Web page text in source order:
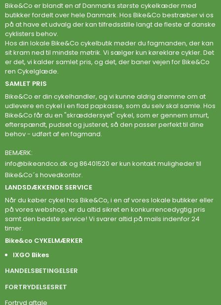
Bike&Co er blandt en af Danmarks største cykelkæder med
butikker fordelt over hele Danmark. Hos Bike&Co bestræber vi os
på at have et udvalg der kan tilfredsstille langt de fleste af danske
cyklisters behov.
Hos din lokale Bike&Co cykelbutik møder du fagmanden, der kan
sit kram ned til mindste møtrik. Vi sælger kun køreklare cykler. Det
er det, vi kalder samlet pris, og det, der baner vejen for Bike&Co
ren Cykelglæde.
SAMLET PRIS
Bike&Co er din cykelhandler, og vi kunne aldrig drømme om at
udlevere en cykel i en flad papkasse, som du selv skal samle. Hos
Bike&Co får du en "skræddersyet" cykel, som er gennem smurt,
efterspændt, pudset og justeret, så den passer perfekt til dine
behov - udført af en fagmand.
BEMÆRK:
info@bikeandco.dk og 86401520 er kun kontakt muligheder til
Bike&Co´s hovedkontor.
LANDSDÆKKENDE SERVICE
Når du køber cykel hos Bike&Co, i en af vores lokale butikker eller
på vores webshop, er du altid sikret en konkurrencedygtig pris
samt den bedste service! Vi svarer altid på mails indenfor 24
timer.
Bike&co CYKELMÆRKER
IXGO Bikes
HANDELSBETINGELSER
FORTRYDELSESRET
Fortryd aftale